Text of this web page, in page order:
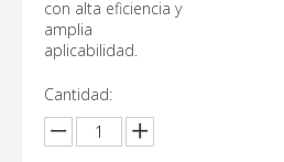
con alta eficiencia y
amplia
aplicabilidad.
Cantidad: